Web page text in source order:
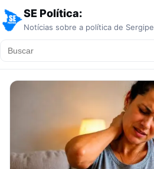
SE Política:
Notícias sobre a política de Sergipe